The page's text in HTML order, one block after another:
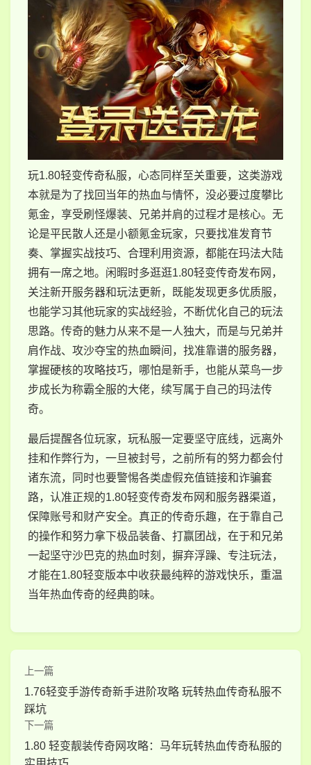
玩1.80轻变传奇私服，心态同样至关重要，这类游戏
本就是为了找回当年的热血与情怀，没必要过度攀比
氪金，享受刷怪爆装、兄弟并肩的过程才是核心。无
论是平民散人还是小额氪金玩家，只要找准发育节
奏、掌握实战技巧、合理利用资源，都能在玛法大陆
拥有一席之地。闲暇时多逛逛1.80轻变传奇发布网，
关注新开服务器和玩法更新，既能发现更多优质服，
也能学习其他玩家的实战经验，不断优化自己的玩法
思路。传奇的魅力从来不是一人独大，而是与兄弟并
肩作战、攻沙夺宝的热血瞬间，找准靠谱的服务器，
掌握硬核的攻略技巧，哪怕是新手，也能从菜鸟一步
步成长为称霸全服的大佬，续写属于自己的玛法传
奇。
最后提醒各位玩家，玩私服一定要坚守底线，远离外
挂和作弊行为，一旦被封号，之前所有的努力都会付
诸东流，同时也要警惕各类虚假充值链接和诈骗套
路，认准正规的1.80轻变传奇发布网和服务器渠道，
保障账号和财产安全。真正的传奇乐趣，在于靠自己
的操作和努力拿下极品装备、打赢团战，在于和兄弟
一起坚守沙巴克的热血时刻，摒弃浮躁、专注玩法，
才能在1.80轻变版本中收获最纯粹的游戏快乐，重温
当年热血传奇的经典韵味。
上一篇
1.76轻变手游传奇新手进阶攻略 玩转热血传奇私服不
踩坑
下一篇
1.80 轻变靓装传奇网攻略：马年玩转热血传奇私服的